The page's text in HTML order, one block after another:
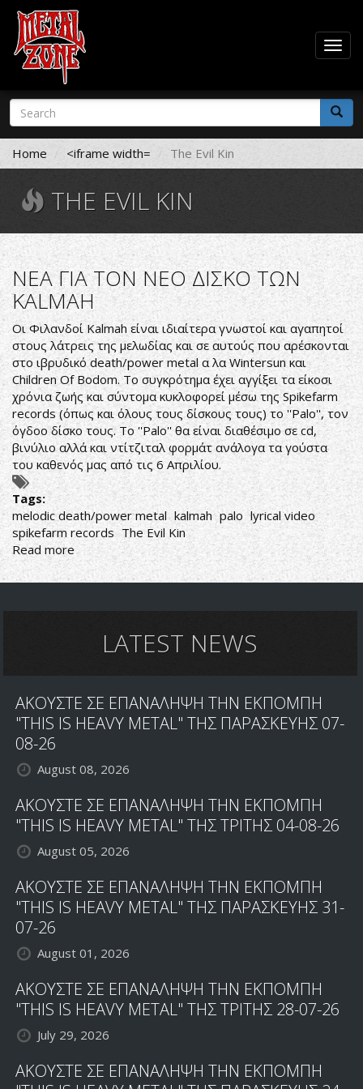
Skip
main
content
Search
form
Search
Home <iframe width= The Evil Kin
THE EVIL KIN
ΝΕΑ ΓΙΑ ΤΟΝ ΝΕΟ ΔΙΣΚΟ ΤΩΝ
KALMAH
Οι Φιλανδοί Kalmah είναι ιδιαίτερα γνωστοί και αγαπητοί
στους λάτρεις της μελωδίας και σε αυτούς που αρέσκονται
στο ιβρυδικό death/power metal α λα Wintersun και
Children Of Bodom. Το συγκρότημα έχει αγγίξει τα είκοσι
χρόνια ζωής και σύντομα κυκλοφορεί μέσω της Spikefarm
records (όπως και όλους τους δίσκους τους) το ''Palo'', τον
όγδοο δίσκο τους. Το ''Palo'' θα είναι διαθέσιμο σε cd,
βινύλιο αλλά και ντίτζιταλ φορμάτ ανάλογα τα γούστα
του καθενός μας από τις 6 Απριλίου.
Tags:
melodic death/power metal kalmah palo lyrical video
spikefarm records The Evil Kin
Read more about
ΝΕΑ
ΓΙΑ
ΔΙΣΚΟLATEST NEWS
ΑΚΟΥΣΤΕ ΣΕ ΕΠΑΝΑΛΗΨΗ ΤΗΝ ΕΚΠΟΜΠΗ
"THIS IS HEAVY METAL" ΤΗΣ ΠΑΡΑΣΚΕΥΗΣ 07-
08-26
August 08, 2026
ΑΚΟΥΣΤΕ ΣΕ ΕΠΑΝΑΛΗΨΗ ΤΗΝ ΕΚΠΟΜΠΗ
"THIS IS HEAVY METAL" ΤΗΣ ΤΡΙΤΗΣ 04-08-26
August 05, 2026
ΑΚΟΥΣΤΕ ΣΕ ΕΠΑΝΑΛΗΨΗ ΤΗΝ ΕΚΠΟΜΠΗ
"THIS IS HEAVY METAL" ΤΗΣ ΠΑΡΑΣΚΕΥΗΣ 31-
07-26
August 01, 2026
ΑΚΟΥΣΤΕ ΣΕ ΕΠΑΝΑΛΗΨΗ ΤΗΝ ΕΚΠΟΜΠΗ
"THIS IS HEAVY METAL" ΤΗΣ ΤΡΙΤΗΣ 28-07-26
July 29, 2026
ΑΚΟΥΣΤΕ ΣΕ ΕΠΑΝΑΛΗΨΗ ΤΗΝ ΕΚΠΟΜΠΗ